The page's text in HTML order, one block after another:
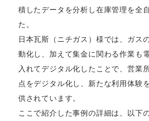
積したデータを分析し在庫管理を全
た。
日本瓦斯（ニチガス）様では、ガス
動化し、加えて集金に関わる作業も
入れてデジタル化したことで、営業
点をデジタル化し、新たな利用体験
供されています。
ここで紹介した事例の詳細は、以下